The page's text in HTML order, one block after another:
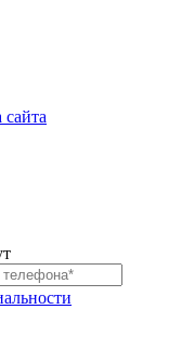
сайта